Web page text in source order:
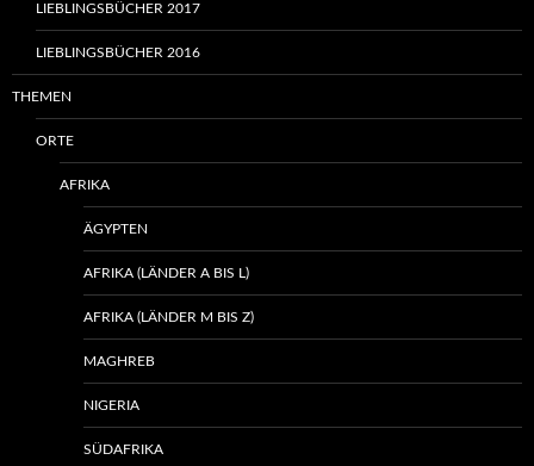
LIEBLINGSBÜCHER 2017
LIEBLINGSBÜCHER 2016
THEMEN
ORTE
AFRIKA
ÄGYPTEN
AFRIKA (LÄNDER A BIS L)
AFRIKA (LÄNDER M BIS Z)
MAGHREB
NIGERIA
SÜDAFRIKA